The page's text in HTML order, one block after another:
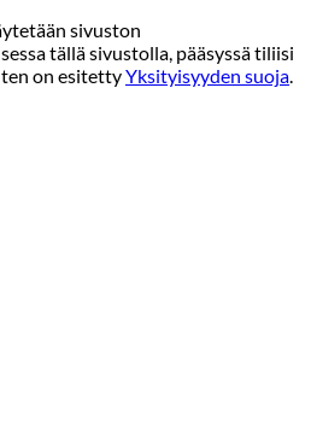
sivuston
tällä sivustolla, pääsyssä tiliisi
on esitettyYksityisyyden suoja